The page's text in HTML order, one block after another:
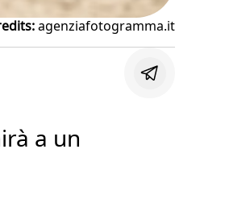
agenziafotogramma.it
a un